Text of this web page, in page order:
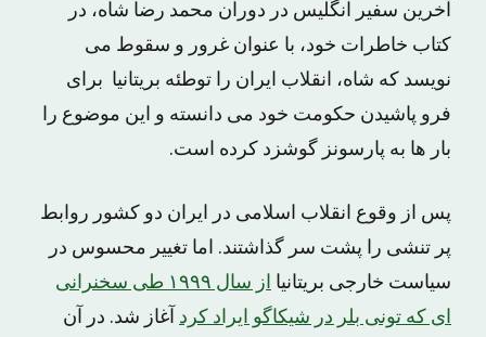
آخرین سفیر انگلیس در دوران محمد رضا شاه، در
کتاب خاطرات خود، با عنوان غرور و سقوط می
نویسد که شاه، انقلاب ایران را توطئه بریتانیا برای
فرو پاشیدن حکومت خود می دانسته و این موضوع را
بار ها به پارسونز گوشزد کرده است.
پس از وقوع انقلاب اسلامی در ایران دو کشور روابط
پر تنشی را پشت سر گذاشتند. اما تغییر محسوس در
سیاست خارجی بریتانیا
از سال ۱۹۹۹ طی سخنرانی
ای که تونی بلر در شیکاگو ایراد کرد آغاز شد. در آن